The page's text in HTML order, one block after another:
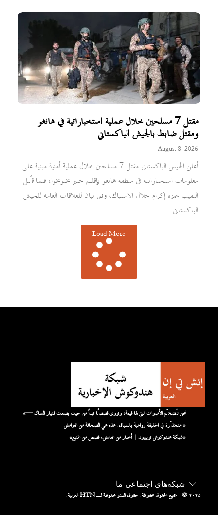
مقتل 7 مسلحين خلال عملية استخباراتية في هانغو
ومقتل ضابط بالجيش الباكستاني
August 8, 2026
أعلن الجيش الباكستاني مقتل 7 مسلحين خلال عملية أمنية مبنية على
معلومات استخباراتية في منطقة هانغو بإقليم خيبر بختونخوا، فيما قُتل
النقيب حمزة إكرام خلال الاشتباك، وفق بيان للعلاقات العامة للجيش
الباكستاني
Load More
شبکه‌های اجتماعی ما
– © ۲۰۲۵جميع الحقوق محفوظة. حقوق النشر محفوظة لـ HTN العربية.
«نحن نُضخّم الأصوات التي لها قيمة، ونروي قصصًا تبدأ من حيث يصمت التيار السائد —
متجذّرة في الحقيقة وواعية بالسياق. هذه هي الصحافة من الهوامش.»
«شبكة هندوكوش تريبيون | أخبار من الهامش، قصص من المنبع»